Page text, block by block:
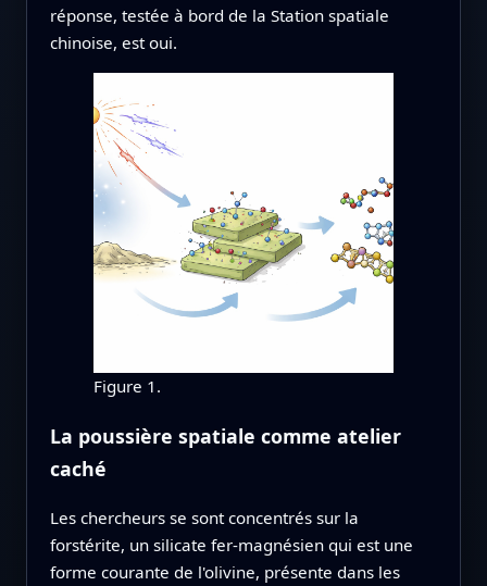
réponse, testée à bord de la Station spatiale
chinoise, est oui.
Figure 1.
La poussière spatiale comme atelier
caché
Les chercheurs se sont concentrés sur la
forstérite, un silicate fer‑magnésien qui est une
forme courante de l'olivine, présente dans les